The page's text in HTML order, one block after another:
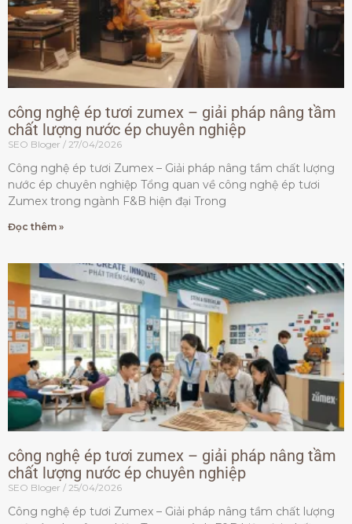
công nghệ ép tươi zumex – giải pháp nâng tầm
chất lượng nước ép chuyên nghiệp
SEO Bloger 27/04/2026
Công nghệ ép tươi Zumex – Giải pháp nâng tầm chất lượng
nước ép chuyên nghiệp Tổng quan về công nghệ ép tươi
Zumex trong ngành F&B hiện đại Trong
Đọc thêm »
công nghệ ép tươi zumex – giải pháp nâng tầm
chất lượng nước ép chuyên nghiệp
SEO Bloger 25/04/2026
Công nghệ ép tươi Zumex – Giải pháp nâng tầm chất lượng